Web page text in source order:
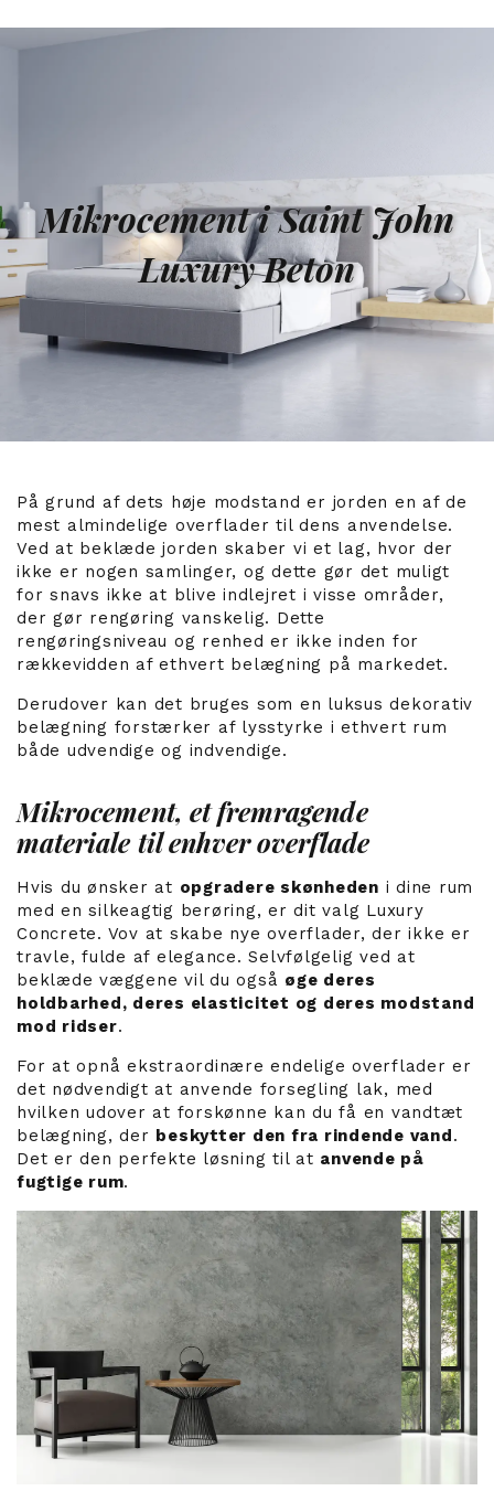
Mikrocement i Saint John
Luxury Beton
På grund af dets høje modstand er jorden en af de
mest almindelige overflader til dens anvendelse.
Ved at beklæde jorden skaber vi et lag, hvor der
ikke er nogen samlinger, og dette gør det muligt
for snavs ikke at blive indlejret i visse områder,
der gør rengøring vanskelig. Dette
rengøringsniveau og renhed er ikke inden for
rækkevidden af ethvert belægning på markedet.
Derudover kan det bruges som en luksus dekorativ
belægning forstærker af lysstyrke i ethvert rum
både udvendige og indvendige.
Mikrocement, et fremragende
materiale til enhver overflade
Hvis du ønsker at opgradere skønheden i dine rum
med en silkeagtig berøring, er dit valg Luxury
Concrete. Vov at skabe nye overflader, der ikke er
travle, fulde af elegance. Selvfølgelig ved at
beklæde væggene vil du også øge deres
holdbarhed, deres elasticitet og deres modstand
mod ridser.
For at opnå ekstraordinære endelige overflader er
det nødvendigt at anvende forsegling lak, med
hvilken udover at forskønne kan du få en vandtæt
belægning, der beskytter den fra rindende vand.
Det er den perfekte løsning til at anvende på
fugtige rum.